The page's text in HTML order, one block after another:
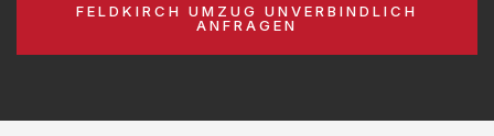
FELDKIRCH UMZUG UNVERBINDLICH
ANFRAGEN